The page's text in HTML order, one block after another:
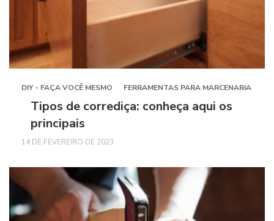
DIY - FAÇA VOCÊ MESMO FERRAMENTAS PARA MARCENARIA
Tipos de corrediça: conheça aqui os
principais
14 DE FEVEREIRO DE 2023